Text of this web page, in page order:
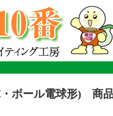
ボール電球形) 商